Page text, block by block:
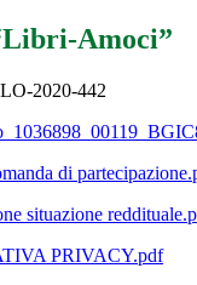
Amoci”
2020-442
di
situazione
PRIVACY.pdf